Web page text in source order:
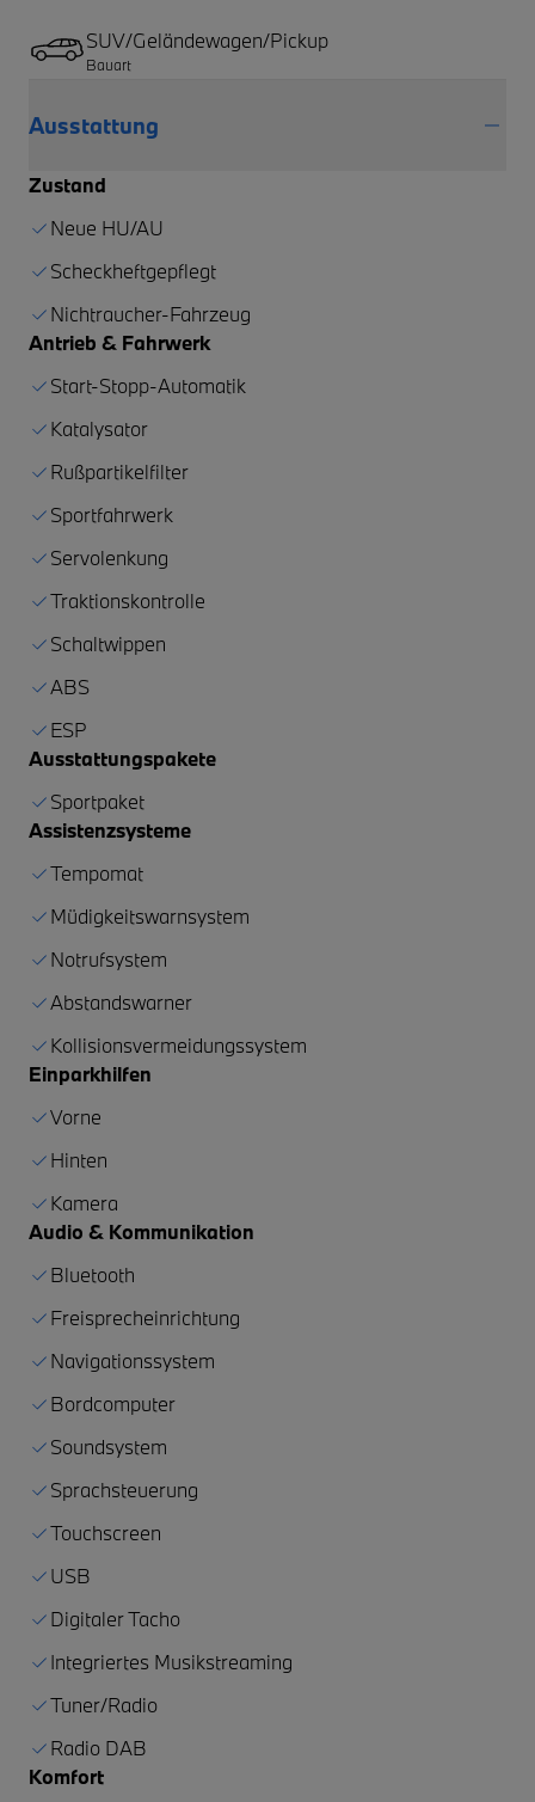
SUV/Geländewagen/Pickup
Bauart
Ausstattung
Zustand
Neue HU/AU
Scheckheftgepflegt
Nichtraucher-Fahrzeug
Antrieb & Fahrwerk
Start-Stopp-Automatik
Katalysator
Rußpartikelfilter
Sportfahrwerk
Servolenkung
Traktionskontrolle
Schaltwippen
ABS
ESP
Ausstattungspakete
Sportpaket
Assistenzsysteme
Tempomat
Müdigkeitswarnsystem
Notrufsystem
Abstandswarner
Kollisionsvermeidungssystem
Einparkhilfen
Vorne
Hinten
Kamera
Audio & Kommunikation
Bluetooth
Freisprecheinrichtung
Navigationssystem
Bordcomputer
Soundsystem
Sprachsteuerung
Touchscreen
USB
Digitaler Tacho
Integriertes Musikstreaming
Tuner/Radio
Radio DAB
Komfort